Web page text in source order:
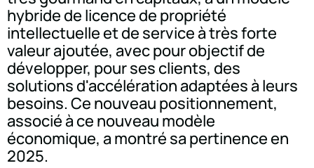
hybride de licence de propriété
intellectuelle et de service à très forte
valeur ajoutée, avec pour objectif de
développer, pour ses clients, des
solutions d'accélération adaptées à leurs
besoins. Ce nouveau positionnement,
associé à ce nouveau modèle
économique, a montré sa pertinence en
2025.